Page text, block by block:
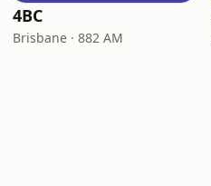
4BC
Brisbane · 882 AM